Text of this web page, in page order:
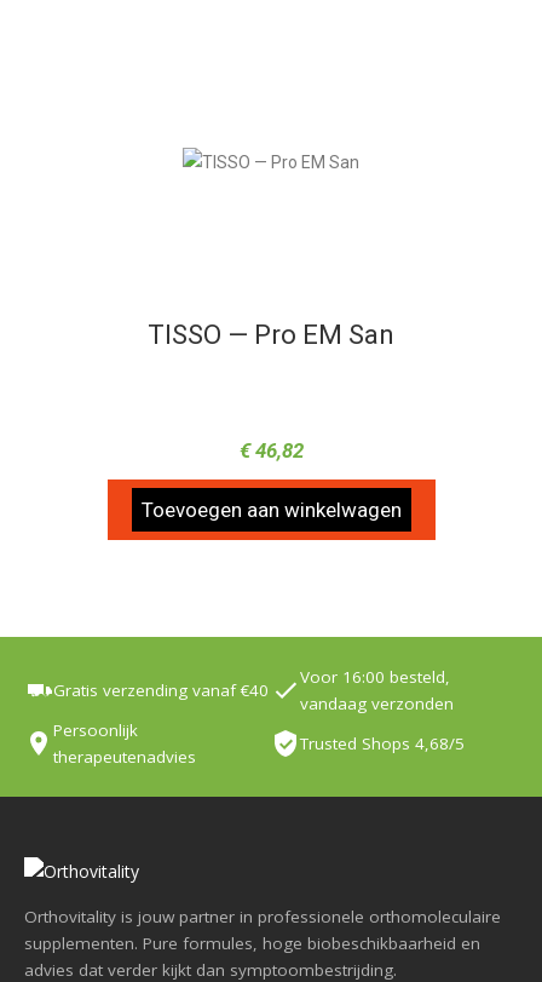
TISSO — Pro EM San
€46,82
Toevoegen aan winkelwagen
Gratis verzending vanaf €40
Voor 16:00 besteld,
vandaag verzonden
Persoonlijk
therapeutenadvies
Trusted Shops 4,68/5
Orthovitality is jouw partner in professionele orthomoleculaire
supplementen. Pure formules, hoge biobeschikbaarheid en
advies dat verder kijkt dan symptoombestrijding.